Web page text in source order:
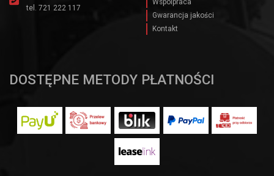
tel. 721 222 117
Wspólpraca
Gwarancja jakości
Kontakt
DOSTĘPNE METODY PŁATNOŚCI